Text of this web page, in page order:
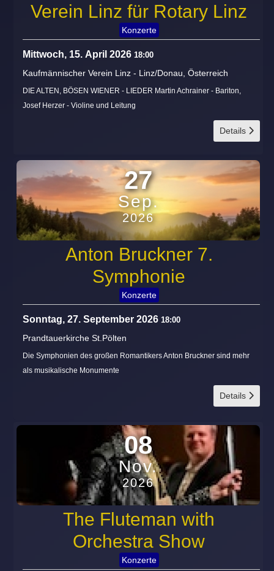
Verein Linz für Rotary Linz
Konzerte
Mittwoch, 15. April 2026 18:00
Kaufmännischer Verein Linz - Linz/Donau, Österreich
DIE ALTEN, BÖSEN WIENER - LIEDER Martin Achrainer - Bariton,
Josef Herzer - Violine und Leitung
Details
27
Sep.
2026
Anton Bruckner 7.
Symphonie
Konzerte
Sonntag, 27. September 2026 18:00
Prandtauerkirche St.Pölten
Die Symphonien des großen Romantikers Anton Bruckner sind mehr
als musikalische Monumente
Details
08
Nov.
2026
The Fluteman with
Orchestra Show
Konzerte